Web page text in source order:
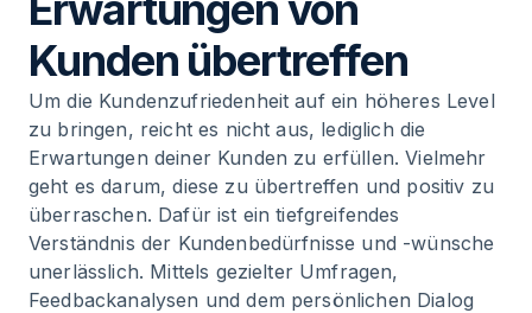
Kunden übertreffen
Um die Kundenzufriedenheit auf ein höheres Level
zu bringen, reicht es nicht aus, lediglich die
Erwartungen deiner Kunden zu erfüllen. Vielmehr
geht es darum, diese zu übertreffen und positiv zu
überraschen. Dafür ist ein tiefgreifendes
Verständnis der Kundenbedürfnisse und -wünsche
unerlässlich. Mittels gezielter Umfragen,
Feedbackanalysen und dem persönlichen Dialog